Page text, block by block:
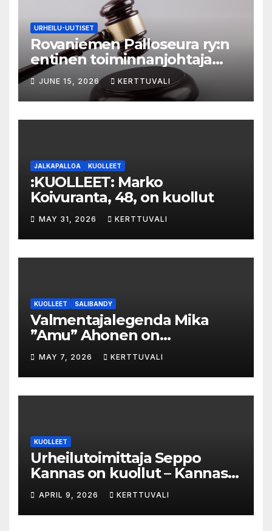
URHEILU-UUTISET
Rovaniemen Palloseura ry:n
entinen toiminnanjohtaja
tuo­mit­tiin neljän kuu­kau­den
eh­dol­li­seen van­keu­teen ka­
val­luk­ses­ta – syyte mak­su­vä­li­
ne­pe­tok­ses­ta hy­lät­tiin
JUNE 15, 2026 KERTTUVALI
JALKAPALLOA KUOLLEET
:KUOLLEET: Marko
Koivuranta, 48, on kuollut
MAY 31, 2026 KERTTUVALI
KUOLLEET SALIBANDY
Valmentajalegenda Mika
”Amu” Ahonen on
menehtynyt
MAY 7, 2026 KERTTUVALI
KUOLLEET
Urheilutoimittaja Seppo
Kannas on kuollut – Kannas
oli kuollessaan 92-vuotias
APRIL 9, 2026 KERTTUVALI